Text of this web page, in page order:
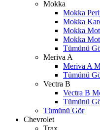
Mokka
Mokka
Mokka
Mokka
Mokka
Tümünü
Meriva A
Meriva A
Tümünü
Vectra B
Vectra B
Tümünü
Tümünü Gör
Chevrolet
Trax